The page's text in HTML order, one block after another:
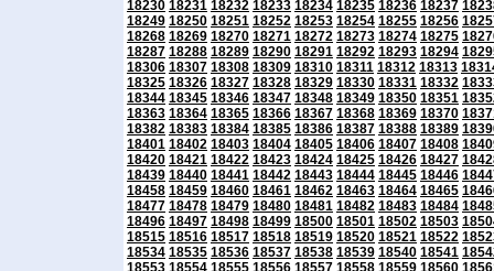
18230 18231 18232 18233 18234 18235 18236 18237
18249 18250 18251 18252 18253 18254 18255 18256
18268 18269 18270 18271 18272 18273 18274 18275
18287 18288 18289 18290 18291 18292 18293 18294
18306 18307 18308 18309 18310 18311 18312 18313
18325 18326 18327 18328 18329 18330 18331 18332
18344 18345 18346 18347 18348 18349 18350 18351
18363 18364 18365 18366 18367 18368 18369 18370
18382 18383 18384 18385 18386 18387 18388 18389
18401 18402 18403 18404 18405 18406 18407 18408
18420 18421 18422 18423 18424 18425 18426 18427
18439 18440 18441 18442 18443 18444 18445 18446
18458 18459 18460 18461 18462 18463 18464 18465
18477 18478 18479 18480 18481 18482 18483 18484
18496 18497 18498 18499 18500 18501 18502 18503
18515 18516 18517 18518 18519 18520 18521 18522
18534 18535 18536 18537 18538 18539 18540 18541
18553 18554 18555 18556 18557 18558 18559 18560